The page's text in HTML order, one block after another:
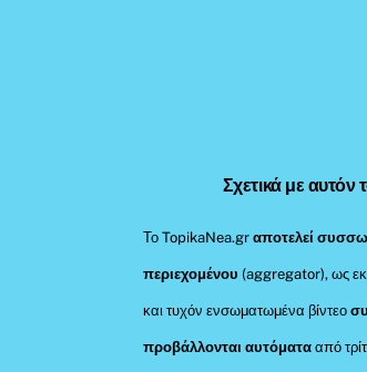
Σχετικά με αυτόν
Το TopikaNea.grαποτελεί
περιεχομένου (aggregator), ως εκ
και τυχόν ενσωματωμένα βίντεο
προβάλλονται αυτόματααπό